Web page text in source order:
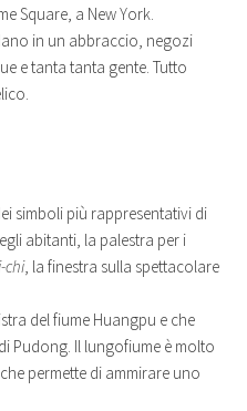
Square, a New York.
in un abbraccio, negozi
e tanta tanta gente. Tutto
simboli più rappresentativi di
abitanti, la palestra per i
chi, la finestra sulla spettacolare
del fiume Huangpu e che
Pudong. Il lungofiume è molto
permette di ammirare uno